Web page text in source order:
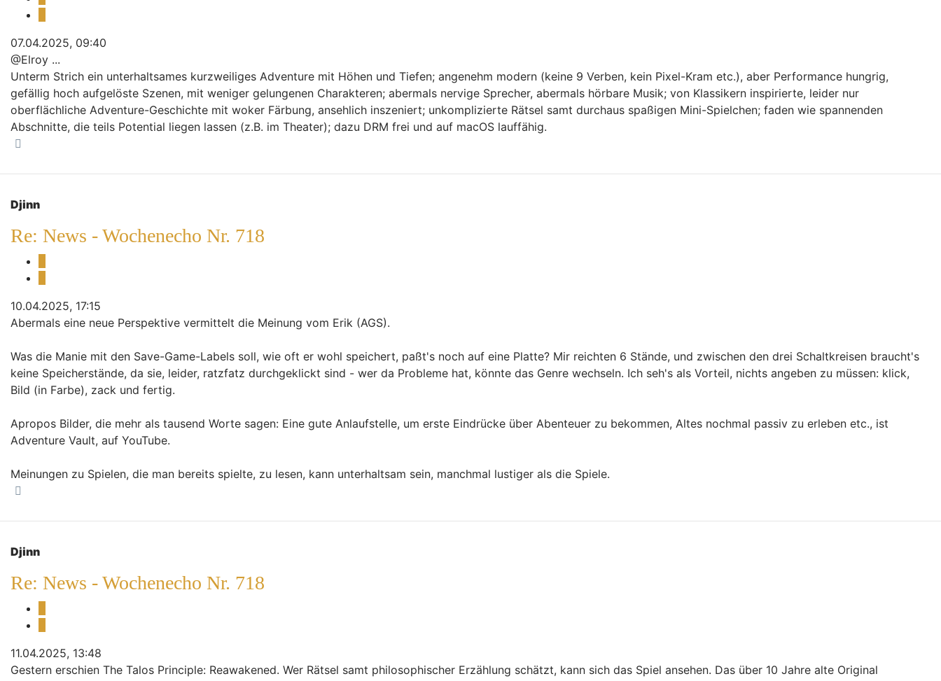
07.04.2025, 09:40
@Elroy ...
Unterm Strich ein unterhaltsames kurzweiliges Adventure mit Höhen und Tiefen; angenehm modern (keine 9 Verben, kein Pixel-Kram etc.), aber Performance hungrig,
gefällig hoch aufgelöste Szenen, mit weniger gelungenen Charakteren; abermals nervige Sprecher, abermals hörbare Musik; von Klassikern inspirierte, leider nur
oberflächliche Adventure-Geschichte mit woker Färbung, ansehlich inszeniert; unkomplizierte Rätsel samt durchaus spaßigen Mini-Spielchen; faden wie spannenden
Abschnitte, die teils Potential liegen lassen (z.B. im Theater); dazu DRM frei und auf macOS lauffähig.
Djinn
Re: News - Wochenecho Nr. 718
10.04.2025, 17:15
Abermals eine neue Perspektive vermittelt die Meinung vom Erik (AGS).
Was die Manie mit den Save-Game-Labels soll, wie oft er wohl speichert, paßt's noch auf eine Platte? Mir reichten 6 Stände, und zwischen den drei Schaltkreisen braucht's
keine Speicherstände, da sie, leider, ratzfatz durchgeklickt sind - wer da Probleme hat, könnte das Genre wechseln. Ich seh's als Vorteil, nichts angeben zu müssen: klick,
Bild (in Farbe), zack und fertig.
Apropos Bilder, die mehr als tausend Worte sagen: Eine gute Anlaufstelle, um erste Eindrücke über Abenteuer zu bekommen, Altes nochmal passiv zu erleben etc., ist
Adventure Vault, auf YouTube.
Meinungen zu Spielen, die man bereits spielte, zu lesen, kann unterhaltsam sein, manchmal lustiger als die Spiele.
Djinn
Re: News - Wochenecho Nr. 718
11.04.2025, 13:48
Gestern erschien The Talos Principle: Reawakened. Wer Rätsel samt philosophischer Erzählung schätzt, kann sich das Spiel ansehen. Das über 10 Jahre alte Original